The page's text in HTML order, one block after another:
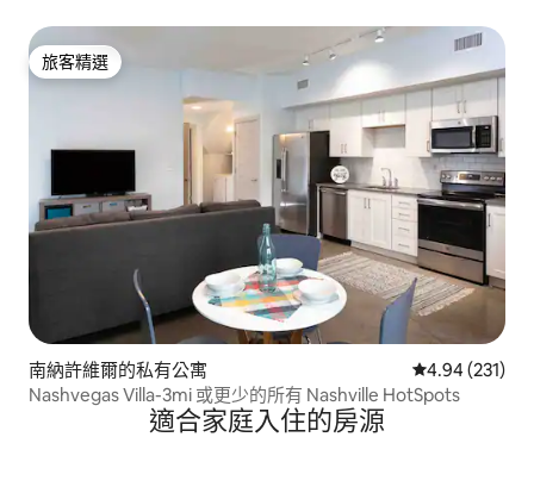
旅客精選
旅客精選
南納許維爾的私有公寓 從 231 則評價
4.94 (231)
Nashvegas Villa-3mi 或更少的所有 Nashville HotSpots
適合家庭入住的房源